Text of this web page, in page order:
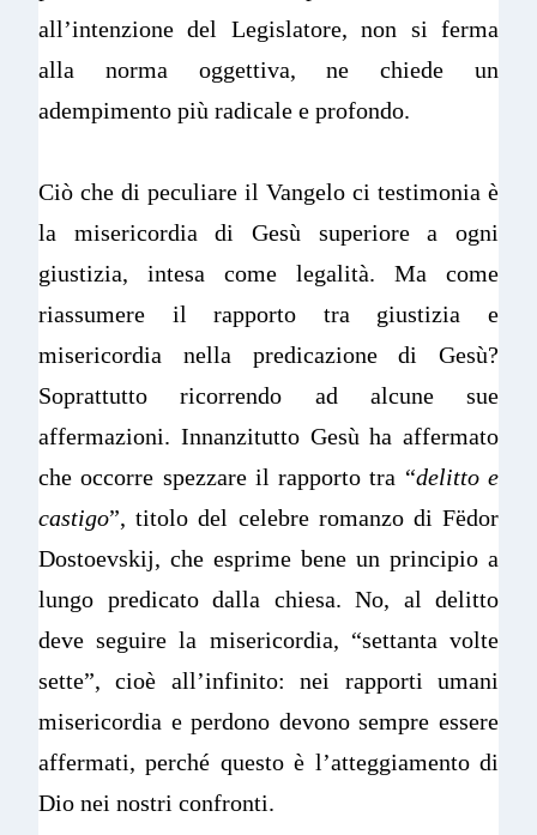
all’intenzione del Legislatore, non si ferma
alla norma oggettiva, ne chiede un
adempimento più radicale e profondo.
Ciò che di peculiare il Vangelo ci testimonia è
la misericordia di Gesù superiore a ogni
giustizia, intesa come legalità. Ma come
riassumere il rapporto tra giustizia e
misericordia nella predicazione di Gesù?
Soprattutto ricorrendo ad alcune sue
affermazioni. Innanzitutto Gesù ha affermato
che occorre spezzare il rapporto tra “delitto e
castigo”, titolo del celebre romanzo di Fëdor
Dostoevskij, che esprime bene un principio a
lungo predicato dalla chiesa. No, al delitto
deve seguire la misericordia, “settanta volte
sette”, cioè all’infinito: nei rapporti umani
misericordia e perdono devono sempre essere
affermati, perché questo è l’atteggiamento di
Dio nei nostri confronti.